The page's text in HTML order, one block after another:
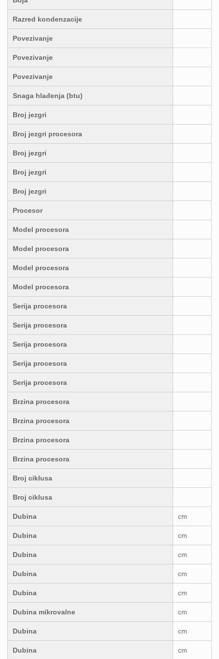
Razred kondenzacije
Povezivanje
Povezivanje
Povezivanje
Snaga hlađenja (btu)
Broj jezgri
Broj jezgri procesora
Broj jezgri
Broj jezgri
Broj jezgri
Procesor
Model procesora
Model procesora
Model procesora
Model procesora
Serija procesora
Serija procesora
Serija procesora
Serija procesora
Serija procesora
Brzina procesora
Brzina procesora
Brzina procesora
Brzina procesora
Broj ciklusa
Broj ciklusa
Dubina cm
Dubina cm
Dubina cm
Dubina cm
Dubina cm
Dubina mikrovalne cm
Dubina cm
Dubina cm